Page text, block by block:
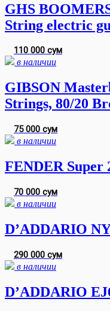
GHS
String electric
110 000 сум
в наличии
GIBSON
Strings, 80/20
75 000 сум
в наличии
FENDER Super
70 000 сум
в наличии
D’ADDARIO
290 000 сум
в наличии
D’ADDARIO